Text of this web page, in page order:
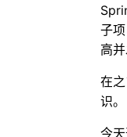
3.3、创建服务消费方
子
高
在
识。
今